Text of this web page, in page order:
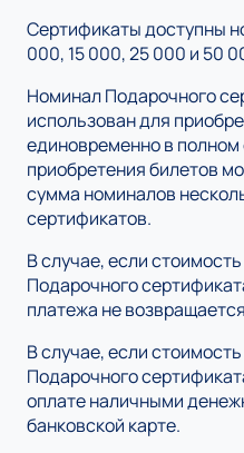
Сертификаты доступны
000, 15 000, 25 000 и 50
Номинал Подарочного
использован для
единовременно в
приобретения билетов
сумма номиналов
сертификатов.
В случае, если
Подарочного
платежа не
В случае, если
Подарочного
оплате наличными
банковской карте.